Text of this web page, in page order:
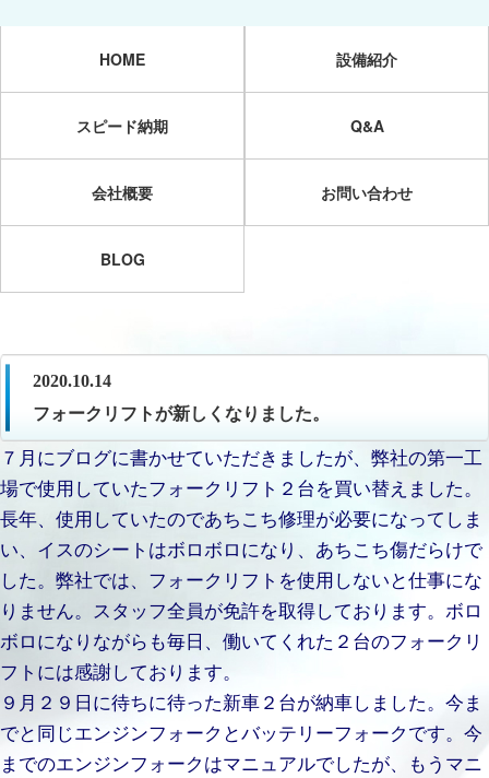
HOME 設備紹介
スピード納期 Q&A
会社概要 お問い合わせ
BLOG
2020.10.14
フォークリフトが新しくなりました。
７月にブログに書かせていただきましたが、弊社の第一工
場で使用していたフォークリフト２台を買い替えました。
長年、使用していたのであちこち修理が必要になってしま
い、イスのシートはボロボロになり、あちこち傷だらけで
した。弊社では、フォークリフトを使用しないと仕事にな
りません。スタッフ全員が免許を取得しております。ボロ
ボロになりながらも毎日、働いてくれた２台のフォークリ
フトには感謝しております。
９月２９日に待ちに待った新車２台が納車しました。今ま
でと同じエンジンフォークとバッテリーフォークです。今
までのエンジンフォークはマニュアルでしたが、もうマニ